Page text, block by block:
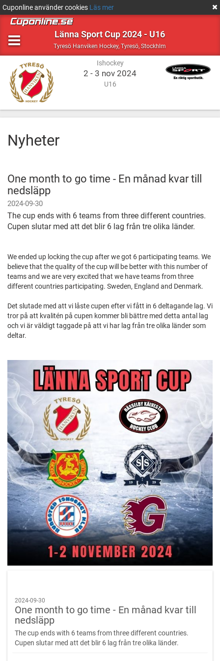
Cuponline använder cookies Läs mer
Länna Sport Cup 2024 - U16
Tyresö Hanviken Hockey,Ishockey
Tyresö, StockhlmTyresö,
Stockhlm
Ishockey
2 - 3 nov 2024
U16
Nyheter
One month to go time - En månad kvar till
nedsläpp
2024-09-30
The cup ends with 6 teams from three different countries.
Cupen slutar med att det blir 6 lag från tre olika länder.
We ended up locking the cup after we got 6 participating teams. We
believe that the quality of the cup will be better with this number of
teams and we are very excited that we have teams from three
different countries participating. Sweden, England and Denmark.
Det slutade med att vi låste cupen efter vi fått in 6 deltagande lag. Vi
tror på att kvalitén på cupen kommer bli bättre med detta antal lag
och vi är väldigt taggade på att vi har lag från tre olika länder som
deltar.
2024-09-30
One month to go time - En månad kvar till
nedsläpp
The cup ends with 6 teams from three different countries.
Cupen slutar med att det blir 6 lag från tre olika länder.